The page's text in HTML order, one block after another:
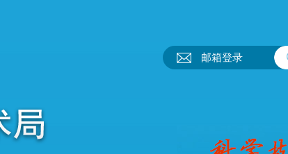
邮箱登录